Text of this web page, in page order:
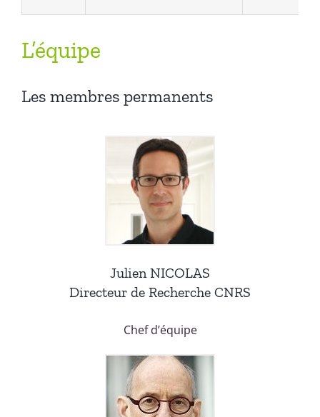
Recrutement
Rechercher:
L’équipe
Les membres permanents
Julien NICOLAS
Directeur de Recherche CNRS
Chef d’équipe